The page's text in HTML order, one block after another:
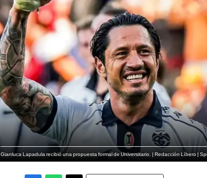
Gianluca Lapadula recibió una propuesta formal de Universitario. | Redacción Líbero |